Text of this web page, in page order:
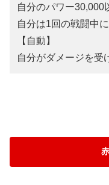
自分のパワー30,000
自分は1回の戦闘中
【自動】
自分がダメージを受